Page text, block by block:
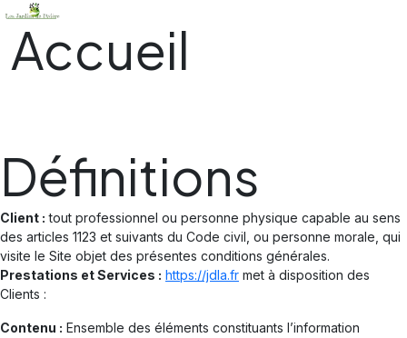
Accueil
Définitions
Client : tout professionnel ou personne physique capable au sens
des articles 1123 et suivants du Code civil, ou personne morale, qui
visite le Site objet des présentes conditions générales.
Prestations et Services : https://jdla.fr met à disposition des
Clients :
Contenu : Ensemble des éléments constituants l’information